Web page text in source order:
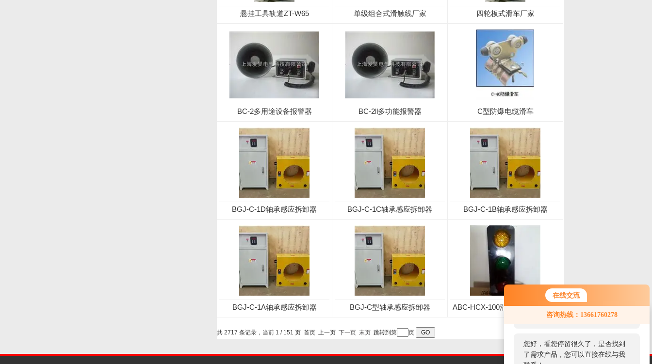
在线交流
咨询热线：13661760278
您好！欢迎前来咨询，很高兴为您
服务，请问您要咨询什么问题呢？
您好，看您停留很久了，是否找到
了需求产品，您可以直接在线与我
悬挂工具轨道ZT-W65 单级组合式滑触线厂家 四轮板式滑车厂家
BC-2多用途设备报警器 BC-2ll多功能报警器 C型防爆电缆滑车
BGJ-C-1D轴承感应拆卸器 BGJ-C-1C轴承感应拆卸器 BGJ-C-1B轴承感应拆卸器
BGJ-C-1A轴承感应拆卸器 BGJ-C型轴承感应拆卸器
ABC-HCX-100滑触线电源指示灯
共 2717 条记录，当前 1 / 151 页 首页 上一页 下一页 末页 跳转到第 页